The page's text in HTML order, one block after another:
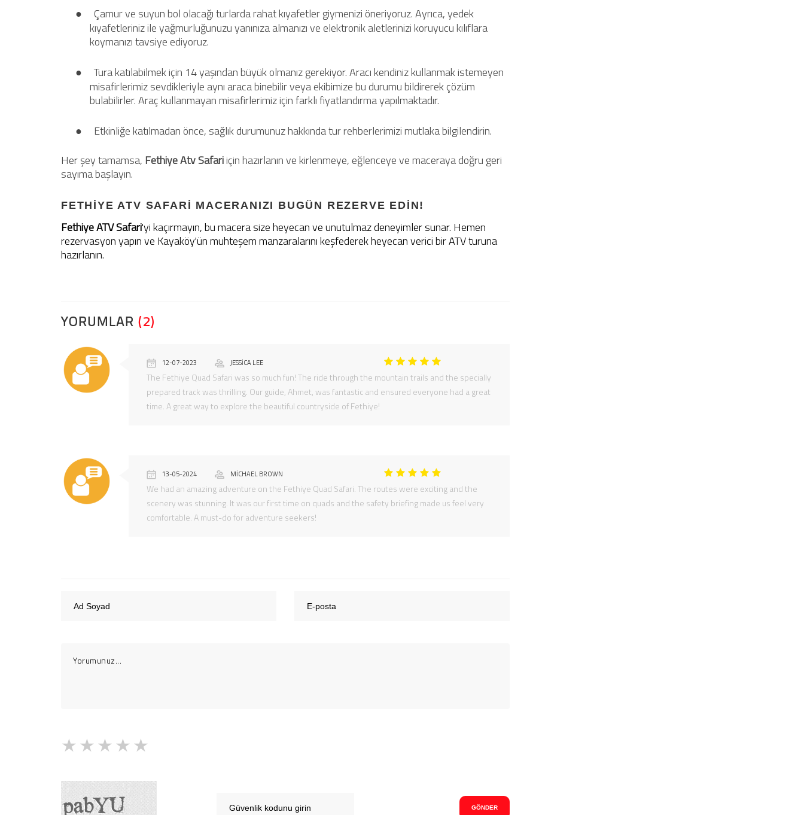
●
Çamur ve suyun bol olacağı turlarda rahat kıyafetler giymenizi öneriyoruz. Ayrıca, yedek
kıyafetleriniz ile yağmurluğunuzu yanınıza almanızı ve elektronik aletlerinizi koruyucu kılıflara
koymanızı tavsiye ediyoruz.
●
Tura katılabilmek için 14 yaşından büyük olmanız gerekiyor. Aracı kendiniz kullanmak istemeyen
misafirlerimiz sevdikleriyle aynı araca binebilir veya ekibimize bu durumu bildirerek çözüm
bulabilirler. Araç kullanmayan misafirlerimiz için farklı fiyatlandırma yapılmaktadır.
●
Etkinliğe katılmadan önce, sağlık durumunuz hakkında tur rehberlerimizi mutlaka bilgilendirin.
Her şey tamamsa, Fethiye Atv Safariiçin hazırlanın ve kirlenmeye, eğlenceye ve maceraya doğru geri
sayıma başlayın.
FETHİYE ATV SAFARİ MACERANIZI BUGÜN REZERVE EDİN!
Fethiye ATV Safari'yi kaçırmayın, bu macera size heyecan ve unutulmaz deneyimler sunar. Hemen
rezervasyon yapın ve Kayaköy'ün muhteşem manzaralarını keşfederek heyecan verici bir ATV turuna
hazırlanın.
YORUMLAR (2)
12-07-2023 JESSICA LEE
The Fethiye Quad Safari was so much fun! The ride through the mountain trails and the specially
prepared track was thrilling. Our guide, Ahmet, was fantastic and ensured everyone had a great
time. A great way to explore the beautiful countryside of Fethiye!
13-05-2024 MICHAEL BROWN
We had an amazing adventure on the Fethiye Quad Safari. The routes were exciting and the
scenery was stunning. It was our first time on quads and the safety briefing made us feel very
comfortable. A must-do for adventure seekers!
4 Yıldız
3 Yıldız
2 Yıldız
1 Yıldız